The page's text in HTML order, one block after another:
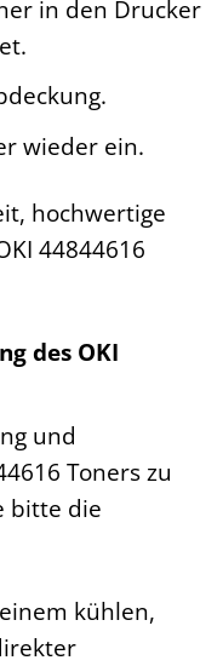
in den Drucker
wieder ein.
hochwertige
44844616
des OKI
und
Toners zu
bitte die
kühlen,